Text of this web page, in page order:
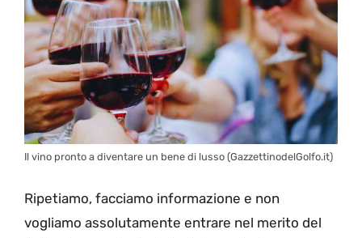
Il vino pronto a diventare un bene di lusso (GazzettinodelGolfo.it)
Ripetiamo, facciamo informazione e non
vogliamo assolutamente entrare nel merito del